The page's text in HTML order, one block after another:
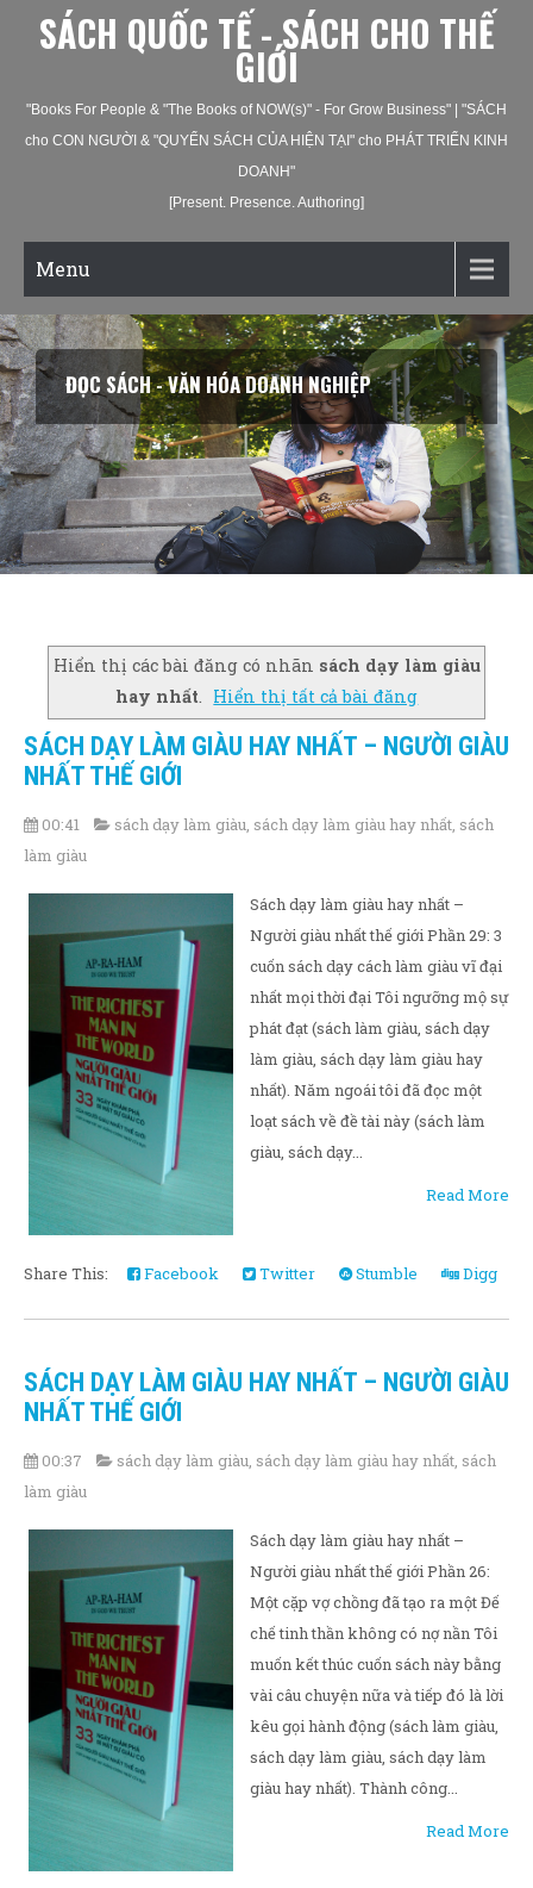
SÁCH QUỐC TẾ - SÁCH CHO THẾ
GIỚI
"Books For People & "The Books of NOW(s)" - For Grow Business" | "SÁCH
cho CON NGƯỜI & "QUYỂN SÁCH CỦA HIỆN TẠI" cho PHÁT TRIỂN KINH
DOANH"
[Present. Presence. Authoring]
Menu
ĐỌC SÁCH - VĂN HÓA XÃ HỘI
Hiển thị các bài đăng có nhãn sách dạy làm giàu
hay nhất. Hiển thị tất cả bài đăng
SÁCH DẠY LÀM GIÀU HAY NHẤT – NGƯỜI GIÀU
NHẤT THẾ GIỚI
00:41 sách dạy làm giàu, sách dạy làm giàu hay nhất, sách
làm giàu
Sách dạy làm giàu hay nhất –
Người giàu nhất thế giới Phần 29: 3
cuốn sách dạy cách làm giàu vĩ đại
nhất mọi thời đại Tôi ngưỡng mộ sự
phát đạt (sách làm giàu, sách dạy
làm giàu, sách dạy làm giàu hay
nhất). Năm ngoái tôi đã đọc một
loạt sách về đề tài này (sách làm
giàu, sách dạy...
Read More
Share This: Facebook Twitter Stumble Digg
SÁCH DẠY LÀM GIÀU HAY NHẤT – NGƯỜI GIÀU
NHẤT THẾ GIỚI
00:37 sách dạy làm giàu, sách dạy làm giàu hay nhất, sách
làm giàu
Sách dạy làm giàu hay nhất –
Người giàu nhất thế giới Phần 26:
Một cặp vợ chồng đã tạo ra một Đế
chế tinh thần không có nợ nần Tôi
muốn kết thúc cuốn sách này bằng
vài câu chuyện nữa và tiếp đó là lời
kêu gọi hành động (sách làm giàu,
sách dạy làm giàu, sách dạy làm
giàu hay nhất). Thành công...
Read More